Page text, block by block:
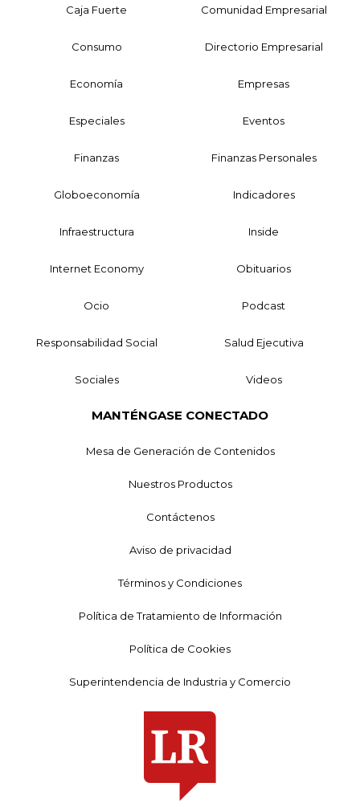
Caja Fuerte Comunidad Empresarial
Consumo Directorio Empresarial
Economía Empresas
Especiales Eventos
Finanzas Finanzas Personales
Globoeconomía Indicadores
Infraestructura Inside
Internet Economy Obituarios
Ocio Podcast
Responsabilidad Social Salud Ejecutiva
Sociales Videos
MANTÉNGASE CONECTADO
Mesa de Generación de Contenidos
Nuestros Productos
Contáctenos
Aviso de privacidad
Términos y Condiciones
Política de Tratamiento de Información
Política de Cookies
Superintendencia de Industria y Comercio